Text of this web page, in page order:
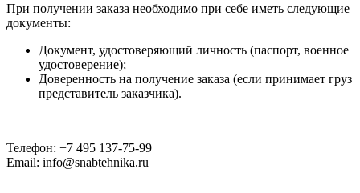
При получении заказа необходимо при себе иметь следующие
документы:
Документ, удостоверяющий личность (паспорт, военное
удостоверение);
Доверенность на получение заказа (если принимает груз
представитель заказчика).
Телефон: +7 495 137-75-99
Email: info@snabtehnika.ru